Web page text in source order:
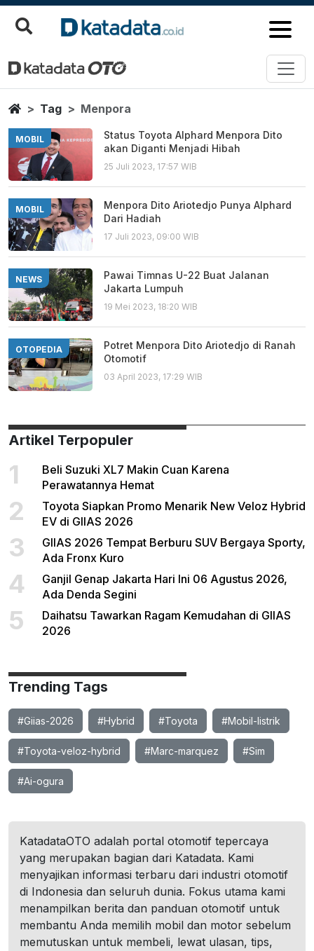
Menpora
Berita Terbaru
HomeTag Menpora
MOBIL
Status Toyota Alphard Menpora Dito
akan Diganti Menjadi Hibah
25 Juli 2023, 17:57 WIB
MOBIL
Menpora Dito Ariotedjo Punya Alphard
Dari Hadiah
17 Juli 2023, 09:00 WIB
NEWS
Pawai Timnas U-22 Buat Jalanan
Jakarta Lumpuh
19 Mei 2023, 18:20 WIB
OTOPEDIA
Potret Menpora Dito Ariotedjo di Ranah
Otomotif
03 April 2023, 17:29 WIB
Artikel Terpopuler
1
Beli Suzuki XL7 Makin Cuan Karena
Perawatannya Hemat
2
Toyota Siapkan Promo Menarik New Veloz Hybrid
EV di GIIAS 2026
3
GIIAS 2026 Tempat Berburu SUV Bergaya Sporty,
Ada Fronx Kuro
4
Ganjil Genap Jakarta Hari Ini 06 Agustus 2026,
Ada Denda Segini
5
Daihatsu Tawarkan Ragam Kemudahan di GIIAS
2026
Trending Tags
#Giias-2026 #Hybrid #Toyota #Mobil-listrik
#Toyota-veloz-hybrid #Marc-marquez #Sim
#Ai-ogura
KatadataOTO adalah portal otomotif tepercaya
yang merupakan bagian dari Katadata. Kami
menyajikan informasi terbaru dari industri otomotif
di Indonesia dan seluruh dunia. Fokus utama kami
menampilkan berita dan panduan otomotif untuk
membantu Anda memilih mobil dan motor sebelum
memutuskan untuk membeli, lewat ulasan, tips,